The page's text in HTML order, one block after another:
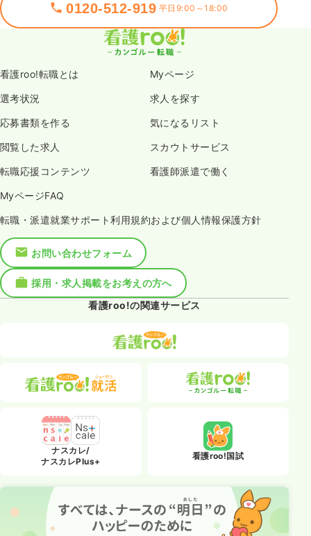
0120-512-919 平日9:00～18:00
看護roo!転職とは Myページ
選考状況 求人を探す
応募書類を作る 気になるリスト
閲覧した求人 スカウトサービス
転職応援コンテンツ 看護師派遣で働く
MyページFAQ
転職・派遣就業サポート利用規約および個人情報保護方針
お問い合わせフォーム
採用・求人掲載をお考えの方へ
看護roo!の関連サービス
ナスカレ/
ナスカレPlus+
看護roo!国試